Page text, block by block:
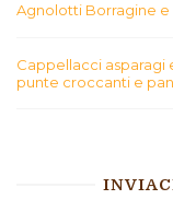
Agnolotti Borragine
Cappellacci asparagi
punte croccanti e